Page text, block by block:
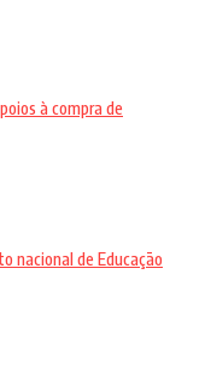
à compra de
nacional de Educação